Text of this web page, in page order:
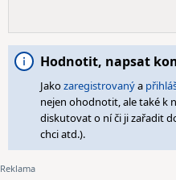
Hodnotit, napsat
Jakozaregistrovanýa
nejen ohodnotit, ale také k
diskutovat o ní či ji zařadit
chci atd.).